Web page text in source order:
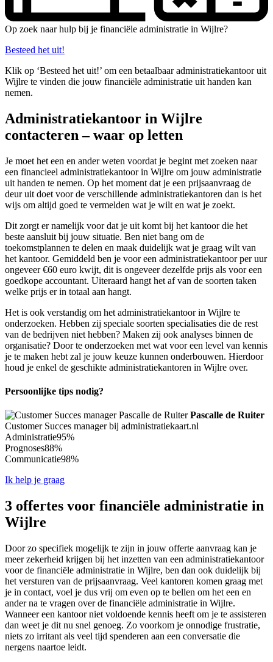
Op zoek naar hulp bij je financiële administratie in Wijlre?
Besteed het uit!
Klik op ‘Besteed het uit!’ om een betaalbaar administratiekantoor uit
Wijlre te vinden die jouw financiële administratie uit handen kan
nemen.
Administratiekantoor in Wijlre
contacteren – waar op letten
Je moet het een en ander weten voordat je begint met zoeken naar
een financieel administratiekantoor in Wijlre om jouw administratie
uit handen te nemen. Op het moment dat je een prijsaanvraag de
deur uit doet voor de verschillende administratiekantoren dan is het
wijs om altijd goed te vermelden wat je wilt en wat je zoekt.
Dit zorgt er namelijk voor dat je uit komt bij het kantoor die het
beste aansluit bij jouw situatie. Ben niet bang om de
toekomstplannen te delen en maak duidelijk wat je graag wilt van
het kantoor. Gemiddeld ben je voor een administratiekantoor per uur
ongeveer €60 euro kwijt, dit is ongeveer dezelfde prijs als voor een
goedkope accountant. Uiteraard hangt het af van de soorten taken
welke prijs er in totaal aan hangt.
Het is ook verstandig om het administratiekantoor in Wijlre te
onderzoeken. Hebben zij speciale soorten specialisaties die de rest
van de bedrijven niet hebben? Maken zij ook analyses binnen de
organisatie? Door te onderzoeken met wat voor een level van kennis
je te maken hebt zal je jouw keuze kunnen onderbouwen. Hierdoor
houd je enkel de geschikte administratiekantoren in Wijlre over.
Persoonlijke tips nodig?
Pascalle de Ruiter
Customer Succes manager bij administratiekaart.nl
Administratie95%
Prognoses88%
Communicatie98%
Ik help je graag
3 offertes voor financiële administratie in
Wijlre
Door zo specifiek mogelijk te zijn in jouw offerte aanvraag kan je
meer zekerheid krijgen bij het inzetten van een administratiekantoor
voor de financiële administratie in Wijlre, ben dan ook duidelijk bij
het versturen van de prijsaanvraag. Veel kantoren komen graag met
je in contact, voel je dus vrij om even op te bellen om het een en
ander na te vragen over de financiële administratie in Wijlre.
Wanneer een kantoor niet voldoende kennis heeft om je te assisteren
dan weet je dit nu snel genoeg. Zo voorkom je onnodige frustratie,
niets zo irritant als veel tijd spenderen aan een conversatie die
nergens naartoe leidt.